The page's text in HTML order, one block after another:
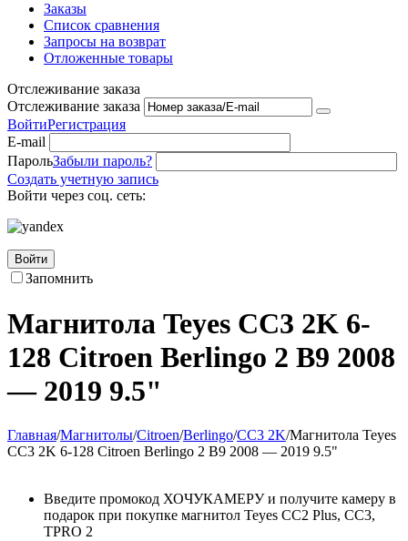
Заказы
Список сравнения
Запросы на возврат
Отложенные товары
Отслеживание заказа
Отслеживание заказа
ВойтиРегистрация
E-mail
ПарольЗабыли пароль?
Создать учетную запись
Войти через соц. сеть:
Войти
Запомнить
Магнитола Teyes CC3 2K 6-
128 Citroen Berlingo 2 B9 2008
— 2019 9.5"
Главная/Магнитолы/Citroen/Berlingo/CC3 2K/Магнитола Teyes
CC3 2K 6-128 Citroen Berlingo 2 B9 2008 — 2019 9.5"
Введите промокод ХОЧУКАМЕРУ и получите камеру в
подарок при покупке магнитол Teyes CC2 Plus, CC3,
TPRO 2